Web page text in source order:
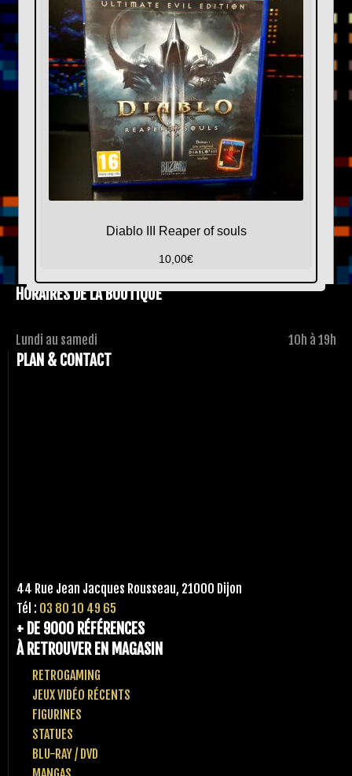
Diablo III Reaper of souls
10,00€
HORAIRES DE LA BOUTIQUE
Lundi au samedi 10h à 19h
PLAN & CONTACT
44 Rue Jean Jacques Rousseau, 21000 Dijon
Tél : 03 80 10 49 65
+ DE 9000 RÉFÉRENCES
À RETROUVER EN MAGASIN
RETROGAMING
JEUX VIDÉO RÉCENTS
FIGURINES
STATUES
BLU-RAY / DVD